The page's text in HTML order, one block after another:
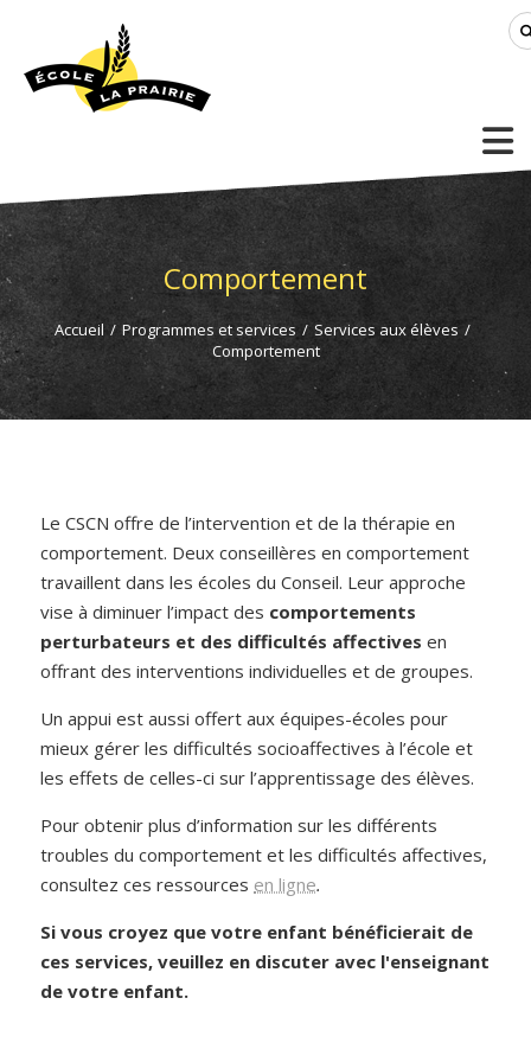
Comportement
Accueil / Programmes et services / Services aux élèves /
Comportement
Le CSCN offre de l’intervention et de la thérapie en
comportement. Deux conseillères en comportement
travaillent dans les écoles du Conseil. Leur approche
vise à diminuer l’impact des comportements
perturbateurs et des difficultés affectives en
offrant des interventions individuelles et de groupes.
Un appui est aussi offert aux équipes-écoles pour
mieux gérer les difficultés socioaffectives à l’école et
les effets de celles-ci sur l’apprentissage des élèves.
Pour obtenir plus d’information sur les différents
troubles du comportement et les difficultés affectives,
consultez ces ressources en ligne.
Si vous croyez que votre enfant bénéficierait de
ces services, veuillez en discuter avec l'enseignant
de votre enfant.